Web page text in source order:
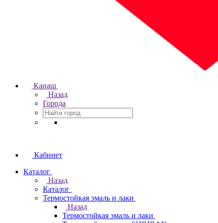
Канаш
Назад
Города
Кабинет
Каталог
Назад
Каталог
Термостойкая эмаль и лаки
Назад
Термостойкая эмаль и лаки